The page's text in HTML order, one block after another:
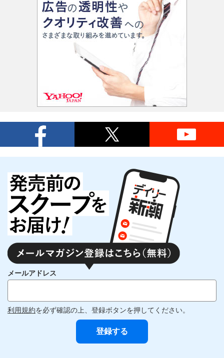
メールアドレス
利用規約を必ず確認の上、登録ボタンを押してください。